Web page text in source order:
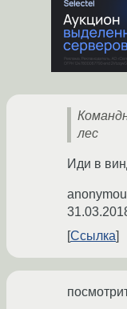
лес
Иди в
Ссылка